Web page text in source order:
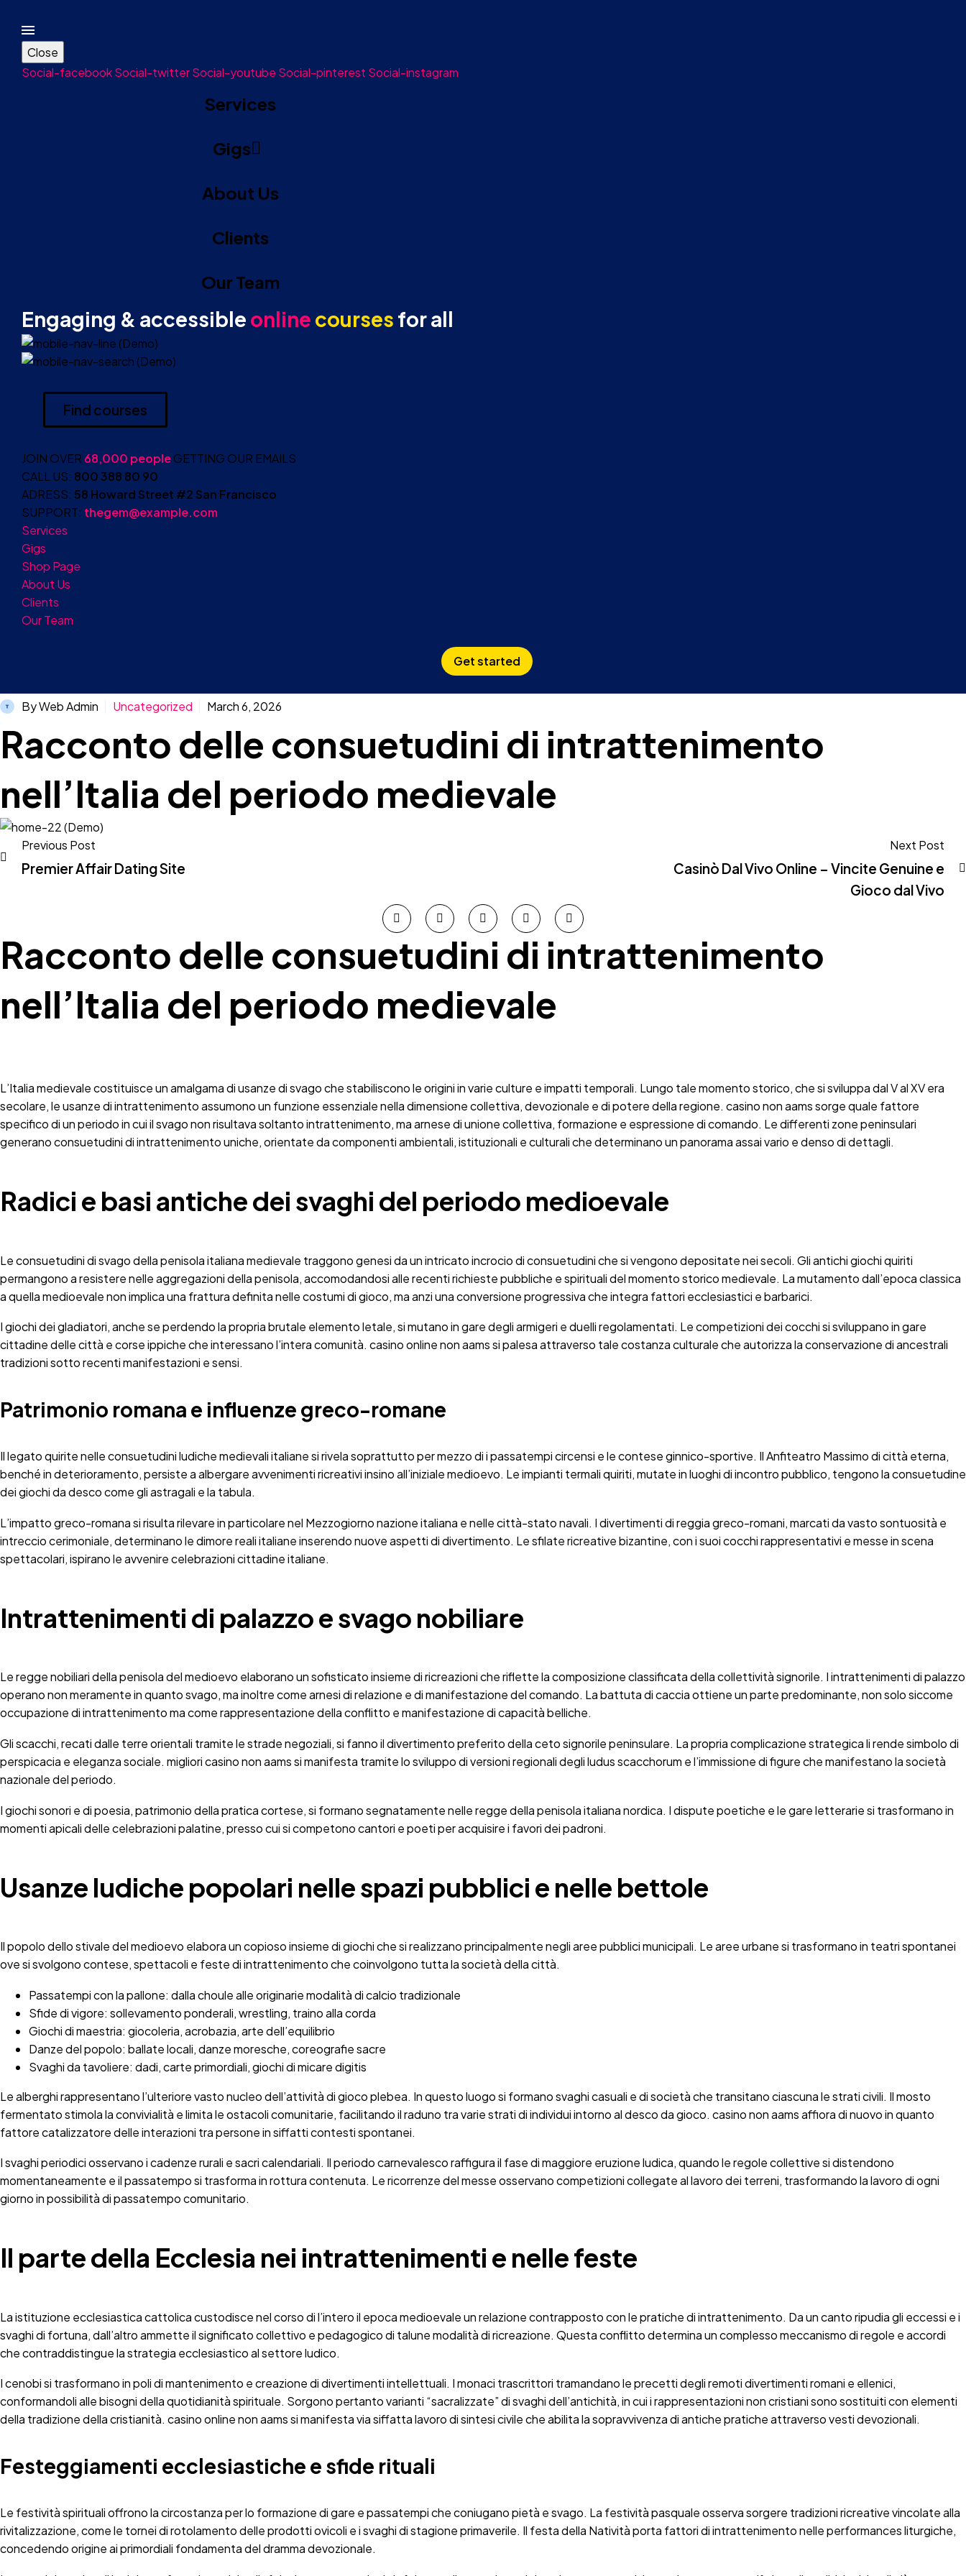
Close
Social-facebookSocial-twitterSocial-youtube Social-pinterest Social-instagram
Services
Gigs
About Us
Clients
Our Team
Engaging & accessible online courses for all
Find courses
JOIN OVER 68,000 peopleGETTING OUR EMAILS
CALL US: 800 388 80 90
ADRESS: 58 Howard Street #2 San Francisco
SUPPORT: thegem@example.com
Services
Gigs
Shop Page
About Us
Clients
Our Team
Get started
By Web Admin Uncategorized March 6, 2026
Racconto delle consuetudini di intrattenimento
nell’Italia del periodo medievale
Previous Post
Premier Affair Dating Site
Next Post
Casinò Dal Vivo Online – Vincite Genuine e
Gioco dal Vivo
Racconto delle consuetudini di intrattenimento
nell’Italia del periodo medievale
L’Italia medievale costituisce un amalgama di usanze di svago che stabiliscono le origini in varie culture e impatti temporali. Lungo tale momento storico, che si sviluppa dal V al XV era
secolare, le usanze di intrattenimento assumono un funzione essenziale nella dimensione collettiva, devozionale e di potere della regione. casino non aams sorge quale fattore
specifico di un periodo in cui il svago non risultava soltanto intrattenimento, ma arnese di unione collettiva, formazione e espressione di comando. Le differenti zone peninsulari
generano consuetudini di intrattenimento uniche, orientate da componenti ambientali, istituzionali e culturali che determinano un panorama assai vario e denso di dettagli.
Radici e basi antiche dei svaghi del periodo medioevale
Le consuetudini di svago della penisola italiana medievale traggono genesi da un intricato incrocio di consuetudini che si vengono depositate nei secoli. Gli antichi giochi quiriti
permangono a resistere nelle aggregazioni della penisola, accomodandosi alle recenti richieste pubbliche e spirituali del momento storico medievale. La mutamento dall’epoca classica
a quella medioevale non implica una frattura definita nelle costumi di gioco, ma anzi una conversione progressiva che integra fattori ecclesiastici e barbarici.
I giochi dei gladiatori, anche se perdendo la propria brutale elemento letale, si mutano in gare degli armigeri e duelli regolamentati. Le competizioni dei cocchi si sviluppano in gare
cittadine delle città e corse ippiche che interessano l’intera comunità. casino online non aams si palesa attraverso tale costanza culturale che autorizza la conservazione di ancestrali
tradizioni sotto recenti manifestazioni e sensi.
Patrimonio romana e influenze greco-romane
Il legato quirite nelle consuetudini ludiche medievali italiane si rivela soprattutto per mezzo di i passatempi circensi e le contese ginnico-sportive. Il Anfiteatro Massimo di città eterna,
benché in deterioramento, persiste a albergare avvenimenti ricreativi insino all’iniziale medioevo. Le impianti termali quiriti, mutate in luoghi di incontro pubblico, tengono la consuetudine
dei giochi da desco come gli astragali e la tabula.
L’impatto greco-romana si risulta rilevare in particolare nel Mezzogiorno nazione italiana e nelle città-stato navali. I divertimenti di reggia greco-romani, marcati da vasto sontuosità e
intreccio cerimoniale, determinano le dimore reali italiane inserendo nuove aspetti di divertimento. Le sfilate ricreative bizantine, con i suoi cocchi rappresentativi e messe in scena
spettacolari, ispirano le avvenire celebrazioni cittadine italiane.
Intrattenimenti di palazzo e svago nobiliare
Le regge nobiliari della penisola del medioevo elaborano un sofisticato insieme di ricreazioni che riflette la composizione classificata della collettività signorile. I intrattenimenti di palazzo
operano non meramente in quanto svago, ma inoltre come arnesi di relazione e di manifestazione del comando. La battuta di caccia ottiene un parte predominante, non solo siccome
occupazione di intrattenimento ma come rappresentazione della conflitto e manifestazione di capacità belliche.
Gli scacchi, recati dalle terre orientali tramite le strade negoziali, si fanno il divertimento preferito della ceto signorile peninsulare. La propria complicazione strategica li rende simbolo di
perspicacia e eleganza sociale. migliori casino non aams si manifesta tramite lo sviluppo di versioni regionali degli ludus scacchorum e l’immissione di figure che manifestano la società
nazionale del periodo.
I giochi sonori e di poesia, patrimonio della pratica cortese, si formano segnatamente nelle regge della penisola italiana nordica. I dispute poetiche e le gare letterarie si trasformano in
momenti apicali delle celebrazioni palatine, presso cui si competono cantori e poeti per acquisire i favori dei padroni.
Usanze ludiche popolari nelle spazi pubblici e nelle bettole
Il popolo dello stivale del medioevo elabora un copioso insieme di giochi che si realizzano principalmente negli aree pubblici municipali. Le aree urbane si trasformano in teatri spontanei
ove si svolgono contese, spettacoli e feste di intrattenimento che coinvolgono tutta la società della città.
Passatempi con la pallone: dalla choule alle originarie modalità di calcio tradizionale
Sfide di vigore: sollevamento ponderali, wrestling, traino alla corda
Giochi di maestria: giocoleria, acrobazia, arte dell’equilibrio
Danze del popolo: ballate locali, danze moresche, coreografie sacre
Svaghi da tavoliere: dadi, carte primordiali, giochi di micare digitis
Le alberghi rappresentano l’ulteriore vasto nucleo dell’attività di gioco plebea. In questo luogo si formano svaghi casuali e di società che transitano ciascuna le strati civili. Il mosto
fermentato stimola la convivialità e limita le ostacoli comunitarie, facilitando il raduno tra varie strati di individui intorno al desco da gioco. casino non aams affiora di nuovo in quanto
fattore catalizzatore delle interazioni tra persone in siffatti contesti spontanei.
I svaghi periodici osservano i cadenze rurali e sacri calendariali. Il periodo carnevalesco raffigura il fase di maggiore eruzione ludica, quando le regole collettive si distendono
momentaneamente e il passatempo si trasforma in rottura contenuta. Le ricorrenze del messe osservano competizioni collegate al lavoro dei terreni, trasformando la lavoro di ogni
giorno in possibilità di passatempo comunitario.
Il parte della Ecclesia nei intrattenimenti e nelle feste
La istituzione ecclesiastica cattolica custodisce nel corso di l’intero il epoca medioevale un relazione contrapposto con le pratiche di intrattenimento. Da un canto ripudia gli eccessi e i
svaghi di fortuna, dall’altro ammette il significato collettivo e pedagogico di talune modalità di ricreazione. Questa conflitto determina un complesso meccanismo di regole e accordi
che contraddistingue la strategia ecclesiastico al settore ludico.
I cenobi si trasformano in poli di mantenimento e creazione di divertimenti intellettuali. I monaci trascrittori tramandano le precetti degli remoti divertimenti romani e ellenici,
conformandoli alle bisogni della quotidianità spirituale. Sorgono pertanto varianti “sacralizzate” di svaghi dell’antichità, in cui i rappresentazioni non cristiani sono sostituiti con elementi
della tradizione della cristianità. casino online non aams si manifesta via siffatta lavoro di sintesi civile che abilita la sopravvivenza di antiche pratiche attraverso vesti devozionali.
Festeggiamenti ecclesiastiche e sfide rituali
Le festività spirituali offrono la circostanza per lo formazione di gare e passatempi che coniugano pietà e svago. La festività pasquale osserva sorgere tradizioni ricreative vincolate alla
rivitalizzazione, come le tornei di rotolamento delle prodotti ovicoli e i svaghi di stagione primaverile. Il festa della Natività porta fattori di intrattenimento nelle performances liturgiche,
concedendo origine ai primordiali fondamenta del dramma devozionale.